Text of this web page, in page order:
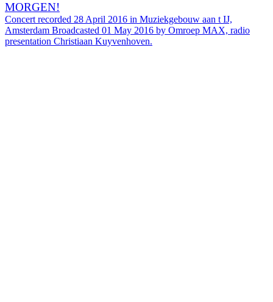
MORGEN!
Concert recorded 28 April 2016 in Muziekgebouw aan t IJ,
Amsterdam Broadcasted 01 May 2016 by Omroep MAX, radio
presentation Christiaan Kuyvenhoven.